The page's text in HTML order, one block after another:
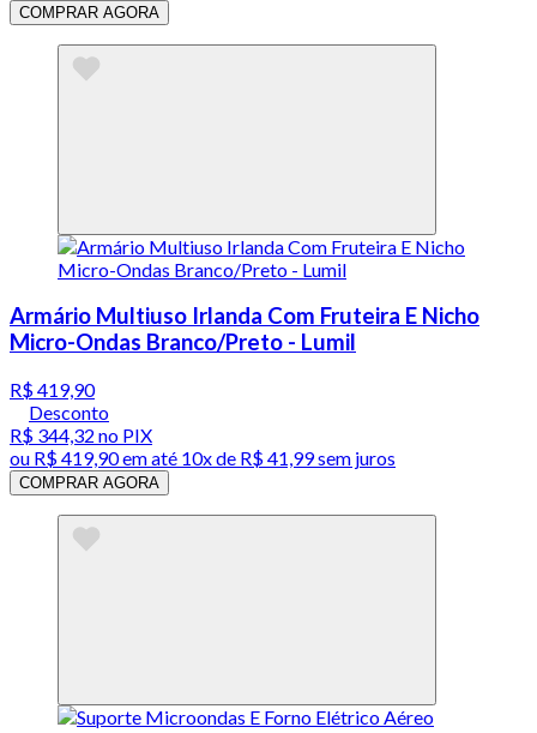
COMPRAR AGORA
Armário Multiuso Irlanda Com Fruteira E Nicho
Micro-Ondas Branco/Preto - Lumil
R$ 419,90
Desconto
R$ 344,32 no PIX
ou R$ 419,90em até 10x de R$ 41,99 sem juros
COMPRAR AGORA